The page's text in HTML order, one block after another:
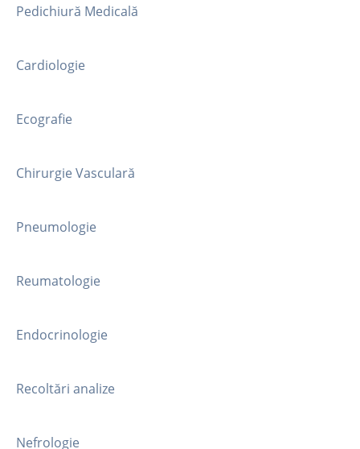
Pedichiură Medicală
Cardiologie
Ecografie
Chirurgie Vasculară
Pneumologie
Reumatologie
Endocrinologie
Recoltări analize
Nefrologie